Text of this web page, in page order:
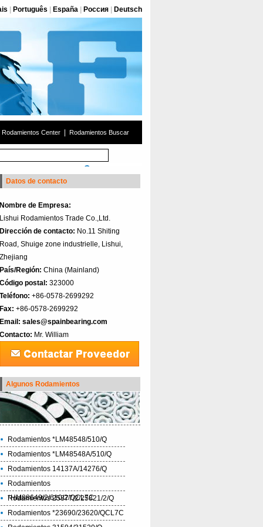
Português España Россия Deutsch
Rodamientos Center Rodamientos Buscar
Datos de contacto
Nombre de Empresa:
Lishui Rodamientos Trade Co.,Ltd.
Dirección de contacto: No.11 Shiting
Road, Shuige zone industrielle, Lishui,
Zhejiang
País/Región: China (Mainland)‎
Código postal: 323000
Teléfono: +86-0578-2699292
Fax: +86-0578-2699292
Email: sales@spainbearing.com
Contacto: Mr. William
Algunos Rodamientos
Rodamientos *LM48548/510/Q
Rodamientos *LM48548A/510/Q
Rodamientos 14137A/14276/Q
Rodamientos
*HM88649/2/610/2/QCL7C
Rodamientos 25877/2/25821/2/Q
Rodamientos *23690/23620/QCL7C